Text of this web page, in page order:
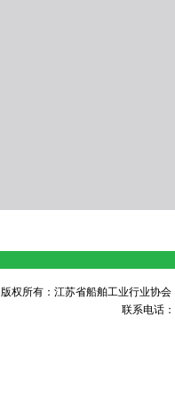
版权所有：江苏省船舶工业行业协
联系电话